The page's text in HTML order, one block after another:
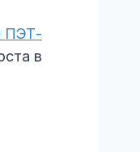
ПЭТ-
в